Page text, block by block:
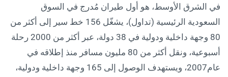
في الشرق الأوسط، هو أول طيران مُدرج في السوق
السعودية الرئيسية (تداول)، يشغّل 156 خط سير إلى أكثر من
80 وجهة داخلية ودولية في 38 دولة، عبر أكثر من 2000 رحلة
أسبوعية، ونقل أكثر من 80 مليون مسافر منذ إطلاقه في
عام2007، ويستهدف الوصول إلى 165 وجهة داخلية ودولية،